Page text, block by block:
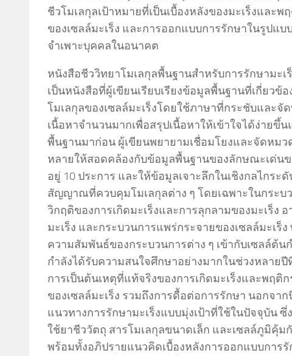
ชีวโมเลกุลเป้าหมายที่เป็นเบื้องหลังของมะเร็งและพ
ของเซลล์มะเร็ง และการออกแบบการรักษาในรูปแ
จำเพาะบุคคลในอนาคต
หนังสือชีววิทยาโมเลกุลพื้นฐานสำหรับการรักษามะเ
เป็นหนังสือที่ผู้เขียนเรียบเรียงข้อมูลพื้นฐานที่เกี่ยวข้
โมเลกุลของเซลล์มะเร็งโดยใช้ภาษาที่กระชับและจั
เนื้อหาจำนวนมากเพื่อสรุปเนื้อหาให้เข้าใจได้ง่ายขึ้
พื้นฐานมาก่อน ผู้เขียนพยายามเชื่อมโยงและจัดหม
หลายให้สอดคล้องกับข้อมูลพื้นฐานของลักษณะเด่นข
อยู่ 10 ประการ และให้ข้อมูลเจาะลึกในเชิงกลไกระ
สัญญาณที่ควบคุมโมเลกุลต่าง ๆ โดยเฉพาะในกระบ
วิกฤติของการเกิดมะเร็งและการลุกลามของมะเร็ง
มะเร็ง และกระบวนการแพร่กระจายของเซลล์มะเร็
ความสัมพันธ์ของกระบวนการต่าง ๆ เข้ากับเซลล์ต้นก
กำลังได้รับความสนใจศึกษาอย่างมากในช่วงหลาย
การเป็นต้นเหตุที่แท้จริงของการเกิดมะเร็งและพฤติ
ของเซลล์มะเร็ง รวมถึงการดื้อต่อการรักษา นอกจา
แนวทางการรักษามะเร็งแบบมุ่งเป้าที่ใช้ในปัจจุบัน ซึ่
ใช้ยาชีววัตถุ สารโมเลกุลขนาดเล็ก และเซลล์ภูมิคุ้ม
พร้อมทั้งอภิปรายแนวคิดเบื้องหลังการออกแบบการ